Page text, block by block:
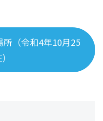
（令和4年10月25